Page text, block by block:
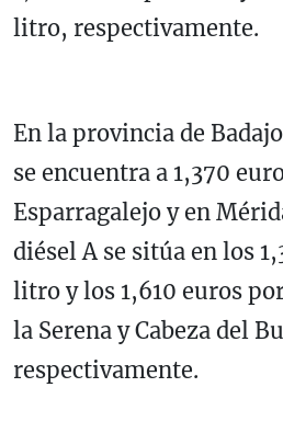
litro, respectivamente.
En la provincia de
se encuentra a 1,370
Esparragalejo y en
diésel A se sitúa en los
litro y los 1,610 euros
la Serena y Cabeza del
respectivamente.